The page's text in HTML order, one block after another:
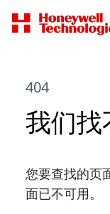
404
我们
您要查找的页
面已不可用。